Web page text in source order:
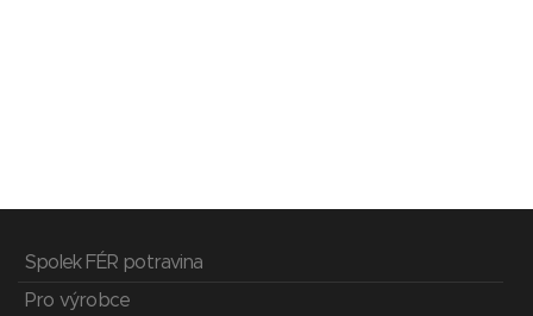
Spolek FÉR potravina
Pro výrobce